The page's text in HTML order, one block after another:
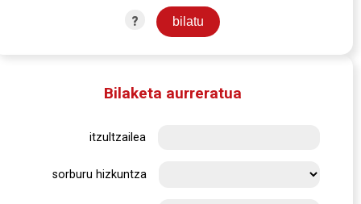
?
Bilaketa aurreratua
itzultzailea
sorburu hizkuntza